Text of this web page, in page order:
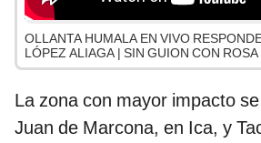
OLLANTA HUMALA EN VIVO
LÓPEZ ALIAGA | SIN GUION CON
La zona con mayor impacto
Juan de Marcona, en Ica, y